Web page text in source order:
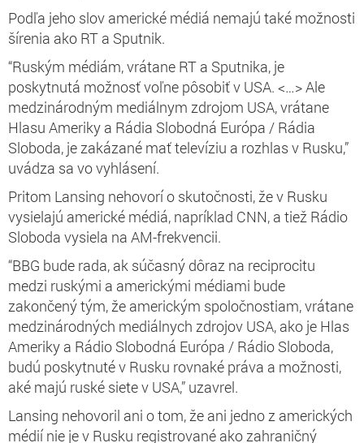
Podľa jeho slov americké médiá nemajú také možnosti
šírenia ako RT a Sputnik.
“Ruským médiám, vrátane RT a Sputnika, je
poskytnutá možnosť voľne pôsobiť v USA. <…> Ale
medzinárodným mediálnym zdrojom USA, vrátane
Hlasu Ameriky a Rádia Slobodná Európa / Rádia
Sloboda, je zakázané mať televíziu a rozhlas v Rusku,”
uvádza sa vo vyhlásení.
Pritom Lansing nehovorí o skutočnosti, že v Rusku
vysielajú americké médiá, napríklad CNN, a tiež Rádio
Sloboda vysiela na AM-frekvencii.
“BBG bude rada, ak súčasný dôraz na reciprocitu
medzi ruskými a americkými médiami bude
zakončený tým, že americkým spoločnostiam, vrátane
medzinárodných mediálnych zdrojov USA, ako je Hlas
Ameriky a Rádio Slobodná Európa / Rádio Sloboda,
budú poskytnuté v Rusku rovnaké práva a možnosti,
aké majú ruské siete v USA,” uzavrel.
Lansing nehovoril ani o tom, že ani jedno z amerických
médií nie je v Rusku registrované ako zahraničný